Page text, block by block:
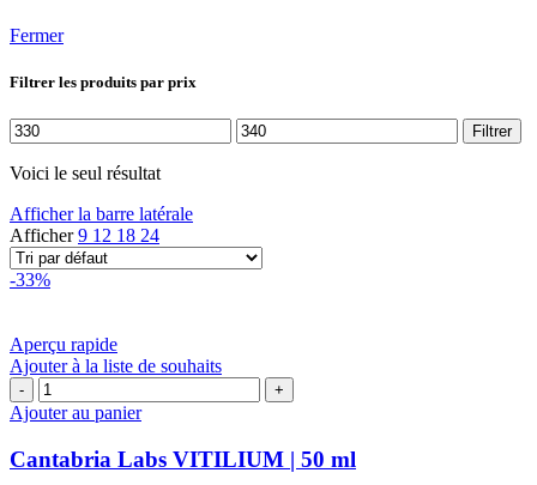
Fermer
Filtrer les produits par prix
Prix
min
Prix
max
Filtrer
Voici le seul résultat
Afficher la barre latérale
Afficher9 12 18 24
-33%
Aperçu rapide
Ajouter à la liste de souhaits
quantité
de
Cantabria
Labs
VITILIUM
Ajouter au panier
Cantabria Labs VITILIUM | 50 ml